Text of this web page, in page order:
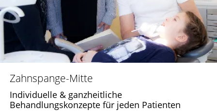
Zahnspange-Mitte
Individuelle & ganzheitliche
Behandlungskonzepte für jeden Patienten